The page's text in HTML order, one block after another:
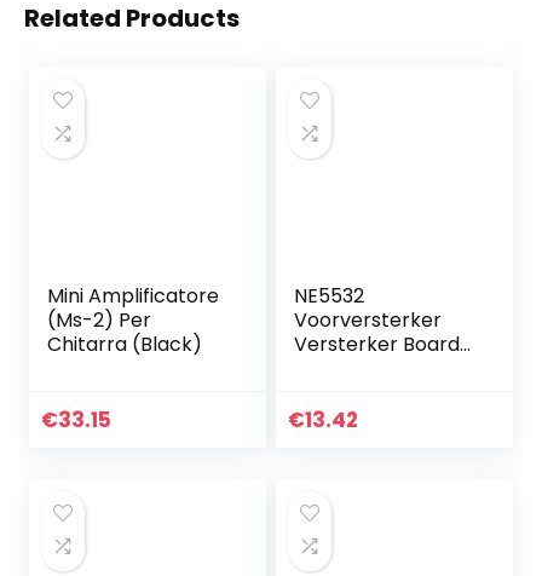
Related Products
Mini Amplificatore
(Ms-2) Per
Chitarra (Black)
€33.15
NE5532
Voorversterker
Versterker Board
HIFI OP-AMP
€13.42